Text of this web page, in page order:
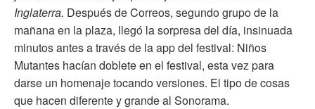
Inglaterra. Después de Correos, segundo grupo de la
mañana en la plaza, llegó la sorpresa del día, insinuada
minutos antes a través de la app del festival: Niños
Mutantes hacían doblete en el festival, esta vez para
darse un homenaje tocando versiones. El tipo de cosas
que hacen diferente y grande al Sonorama.